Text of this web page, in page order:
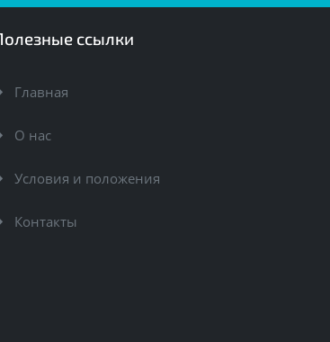
ссылки
Главная
О нас
Условия и положения
Контакты